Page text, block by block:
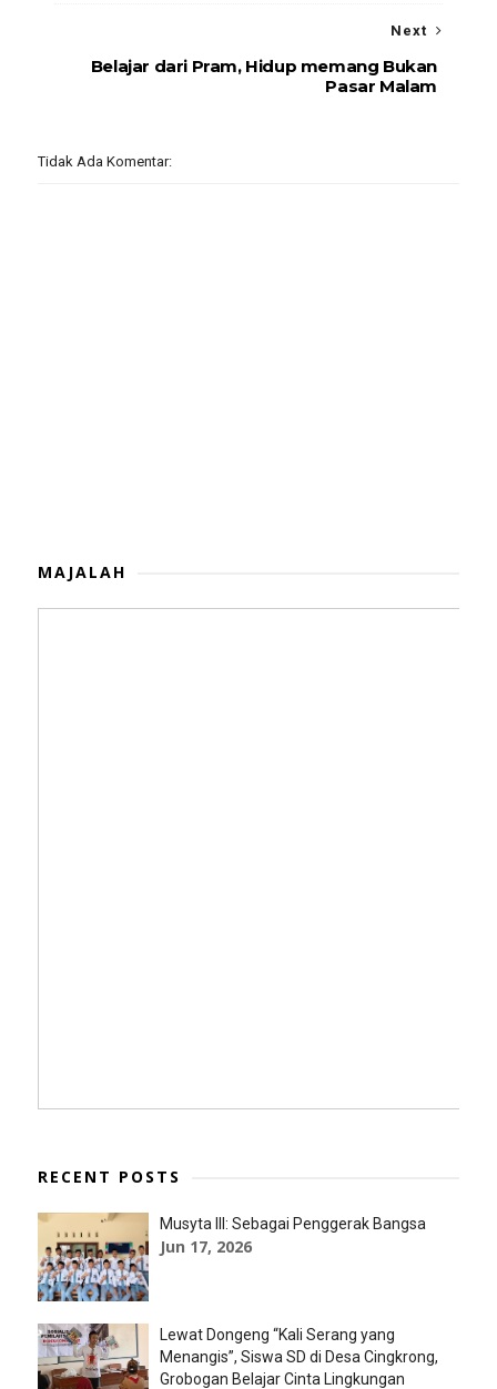
Next
Belajar dari Pram, Hidup memang Bukan
Pasar Malam
Tidak Ada Komentar:
MAJALAH
RECENT POSTS
Musyta III: Sebagai Penggerak Bangsa
Jun 17, 2026
Lewat Dongeng “Kali Serang yang
Menangis”, Siswa SD di Desa Cingkrong,
Grobogan Belajar Cinta Lingkungan